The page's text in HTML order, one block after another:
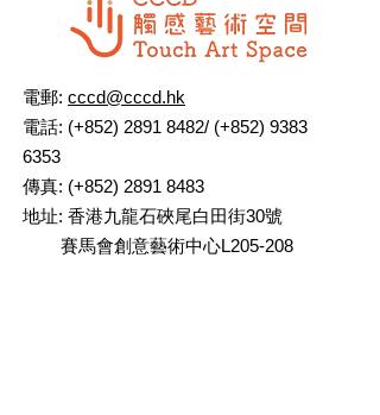
電郵: cccd@cccd.hk
電話: (+852) 2891 8482/ (+852) 9383
6353
傳真: (+852) 2891 8483
地址: 香港九龍石硤尾白田街30號
賽馬會創意藝術中心L205-208